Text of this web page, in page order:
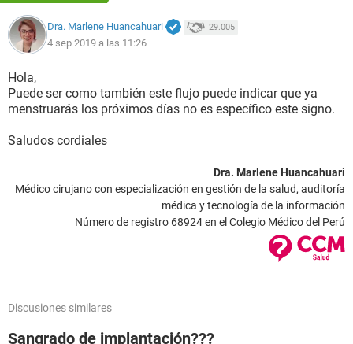
Dra. Marlene Huancahuari 29.005
4 sep 2019 a las 11:26
Hola,
Puede ser como también este flujo puede indicar que ya
menstruarás los próximos días no es específico este signo.
Saludos cordiales
Dra. Marlene Huancahuari
Médico cirujano con especialización en gestión de la salud, auditoría
médica y tecnología de la información
Número de registro 68924 en el Colegio Médico del Perú
Discusiones similares
Sangrado de implantación???